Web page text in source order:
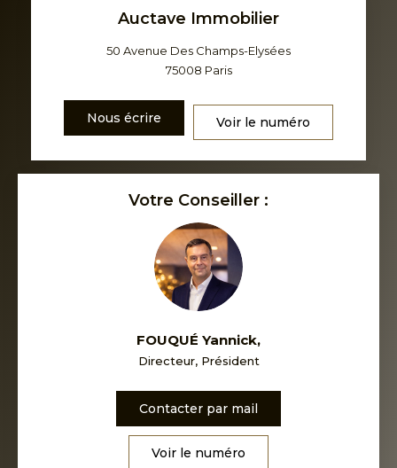
Auctave Immobilier
50 Avenue Des Champs-Elysées
75008 Paris
Nous écrire Voir le numéro
Votre Conseiller :
FOUQUÉ Yannick,
Directeur, Président
Contacter par mail
Voir le numéro